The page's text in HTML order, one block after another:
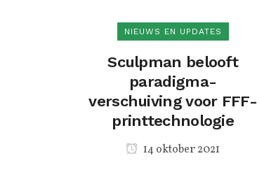
NIEUWS EN UPDATES
Sculpman belooft
paradigma-
verschuiving voor FFF-
printtechnologie
14 oktober 2021